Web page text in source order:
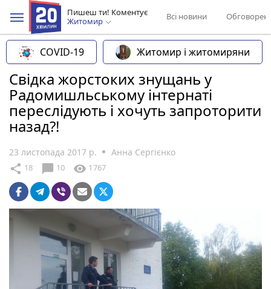
Пишеш ти! Коментує
Житомир
Всі новини
COVID-19 Житомир і житомиряни
Свідка жорстоких знущань у
Радомишльському інтернаті
переслідують і хочуть запроторити
назад?!
23 листопада 2017 р. Анна Сергієнко
share 18 chat_bubble 10 visibility 1767